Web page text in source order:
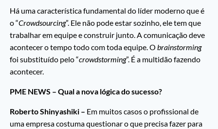
Há uma característica fundamental do líder moderno que é
o “Crowdsourcing”. Ele não pode estar sozinho, ele tem que
trabalhar em equipe e construir junto. A comunicação deve
acontecer o tempo todo com toda equipe. O brainstorming
foi substituído pelo “crowdstorming”. É a multidão fazendo
acontecer.
PME NEWS – Qual a nova lógica do sucesso?
Roberto Shinyashiki – Em muitos casos o profissional de
uma empresa costuma questionar o que precisa fazer para